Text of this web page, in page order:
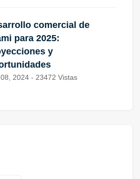
comercial de
para 2025:
y
2024 - 23472 Vistas